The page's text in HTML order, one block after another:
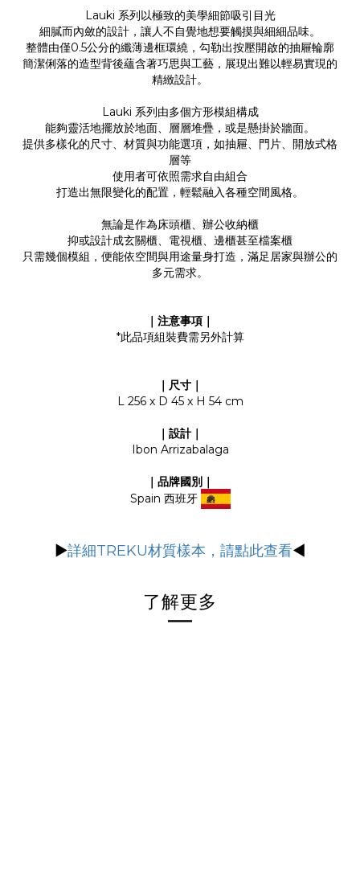
Lauki 系列以極致的美學細節吸引目光
細膩而內斂的設計，讓人不自覺地想要觸摸與細細品味。
整體由僅0.5公分的纖薄邊框環繞，勾勒出按壓開啟的抽屜輪廓
簡潔俐落的造型背後蘊含著巧思與工藝，展現出難以輕易實現的
精緻設計。
Lauki 系列由多個方形模組構成
能夠靈活地擺放於地面、層層堆疊，或是懸掛於牆面。
提供多樣化的尺寸、材質與功能選項，如抽屜、門片、開放式格
層等
使用者可依照需求自由組合
打造出無限變化的配置，輕鬆融入各種空間風格。
無論是作為床頭櫃、辦公收納櫃
抑或設計成玄關櫃、電視櫃、邊櫃甚至檔案櫃
只需幾個模組，便能依空間與用途量身打造，滿足居家與辦公的
多元需求。
｜注意事項｜
*此品項組裝費需另外計算
｜尺寸｜
L 256 x D 45 x H 54 cm
｜設計｜
Ibon Arrizabalaga
｜品牌國別｜
Spain 西班牙
▶詳細TREKU材質樣本，請點此查看◀
了解更多